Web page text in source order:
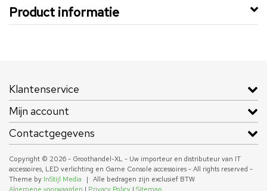
Product informatie
Klantenservice
Mijn account
Contactgegevens
Copyright © 2026 - Groothandel-XL - Uw importeur en distributeur van IT
accessoires, LED verlichting en Game Console accessoires - All rights reserved -
Theme by InStijl Media |
Alle bedragen zijn exclusief BTW